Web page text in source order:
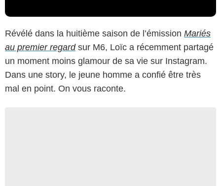
Révélé dans la huitième saison de l’émission Mariés
au premier regardsur M6, Loïc a récemment partagé
un moment moins glamour de sa vie sur Instagram.
Dans une story, le jeune homme a confié être très
mal en point. On vous raconte.